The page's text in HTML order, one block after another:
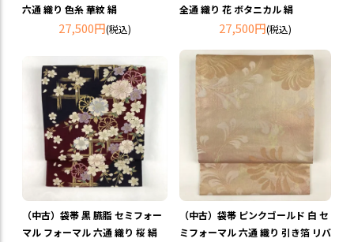
六通 織り 色糸 華紋 絹
27,500円(税込)
全通 織り 花 ボタニカル 絹
27,500円(税込)
（中古）袋帯 黒 臙脂 セミフォー
マル フォーマル 六通 織り 桜 絹
（中古）袋帯 ピンクゴールド 白 セ
ミフォーマル 六通 織り 引き箔 リバ